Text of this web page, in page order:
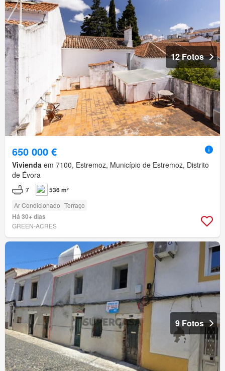
12 Fotos
650 000 €
Vivienda em 7100, Estremoz, Município de Estremoz, Distrito
de Évora
7 536 m²
Ar Condicionado Terraço
Há 30+ dias
GREEN-ACRES
9 Fotos